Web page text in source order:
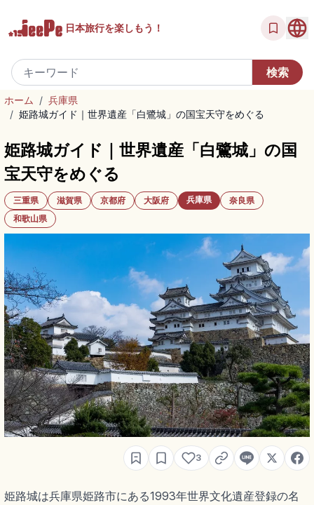
日本旅行を楽しもう！
ホーム / 兵庫県
/ 姫路城ガイド｜世界遺産「白鷺城」の国宝天守をめぐる
姫路城ガイド｜世界遺産「白鷺城」の国
宝天守をめぐる
三重県 滋賀県 京都府 大阪府 兵庫県
奈良県
和歌山県
3
姫路城は兵庫県姫路市にある1993年世界文化遺産登録の名